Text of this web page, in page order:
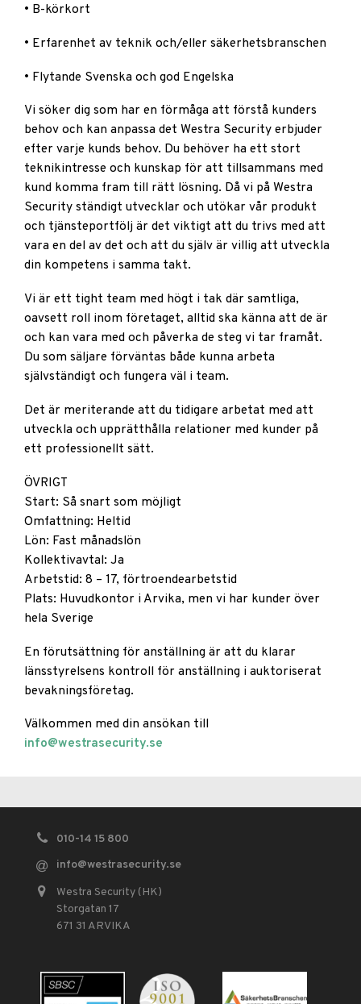
• B-körkort
• Erfarenhet av teknik och/eller säkerhetsbranschen
• Flytande Svenska och god Engelska
Vi söker dig som har en förmåga att förstå kunders
behov och kan anpassa det Westra Security erbjuder
efter varje kunds behov. Du behöver ha ett stort
teknikintresse och kunskap för att tillsammans med
kund komma fram till rätt lösning. Då vi på Westra
Security ständigt utvecklar och utökar vår produkt
och tjänsteportfölj är det viktigt att du trivs med att
vara en del av det och att du själv är villig att utveckla
din kompetens i samma takt.
Vi är ett tight team med högt i tak där samtliga,
oavsett roll inom företaget, alltid ska känna att de är
och kan vara med och påverka de steg vi tar framåt.
Du som säljare förväntas både kunna arbeta
självständigt och fungera väl i team.
Det är meriterande att du tidigare arbetat med att
utveckla och upprätthålla relationer med kunder på
ett professionellt sätt.
ÖVRIGT
Start: Så snart som möjligt
Omfattning: Heltid
Lön: Fast månadslön
Kollektivavtal: Ja
Arbetstid: 8 – 17, förtroendearbetstid
Plats: Huvudkontor i Arvika, men vi har kunder över
hela Sverige
En förutsättning för anställning är att du klarar
länsstyrelsens kontroll för anställning i auktoriserat
bevakningsföretag.
Välkommen med din ansökan till
info@westrasecurity.se
010-14 15 800
info@westrasecurity.se
Westra Security (HK)
Storgatan 17
671 31 ARVIKA